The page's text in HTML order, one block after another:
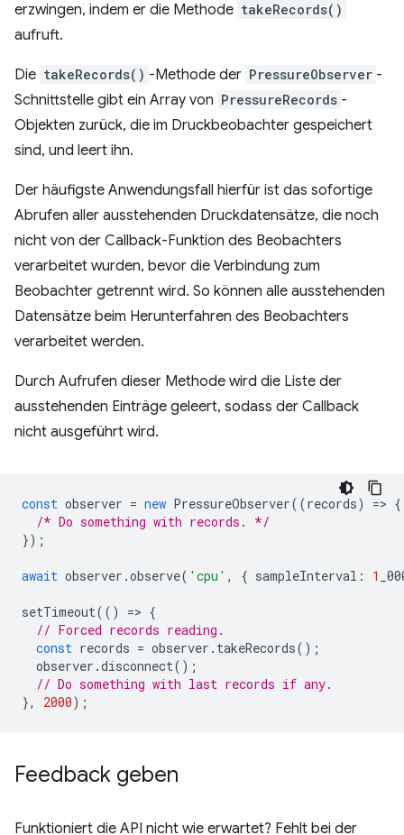
erzwingen, indem er die Methode takeRecords()
aufruft.
Die takeRecords() -Methode der PressureObserver -
Schnittstelle gibt ein Array von PressureRecords -
Objekten zurück, die im Druckbeobachter gespeichert
sind, und leert ihn.
Der häufigste Anwendungsfall hierfür ist das sofortige
Abrufen aller ausstehenden Druckdatensätze, die noch
nicht von der Callback-Funktion des Beobachters
verarbeitet wurden, bevor die Verbindung zum
Beobachter getrennt wird. So können alle ausstehenden
Datensätze beim Herunterfahren des Beobachters
verarbeitet werden.
Durch Aufrufen dieser Methode wird die Liste der
ausstehenden Einträge geleert, sodass der Callback
nicht ausgeführt wird.
const observer = new PressureObserver((records) => {
/* Do something with records. */
});
await observer .observe( 'cpu' , { sampleInterval : 1
setTimeout(() => {
// Forced records reading.
const records = observer . takeRecords();
observer .disconnect();
// Do something with last records if any.
},
2000);
Feedback geben
Funktioniert die API nicht wie erwartet? Fehlt bei der